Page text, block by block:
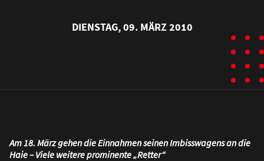
DIENSTAG, 09. MÄRZ 2010
Am 18. März gehen die Einnahmen seinen Imbisswagens an die
Haie – Viele weitere prominente „Retter“